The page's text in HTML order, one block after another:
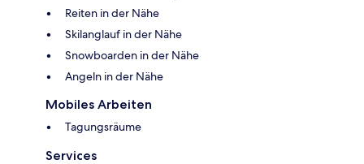
Reiten in der Nähe
Skilanglauf in der Nähe
Snowboarden in der Nähe
Angeln in der Nähe
Mobiles Arbeiten
Tagungsräume
Services